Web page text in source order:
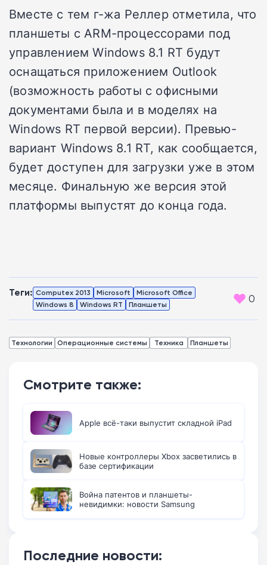
Вместе с тем г-жа Реллер отметила, что
планшеты с ARM-процессорами под
управлением Windows 8.1 RT будут
оснащаться приложением Outlook
(возможность работы с офисными
документами была и в моделях на
Windows RT первой версии). Превью-
вариант Windows 8.1 RT, как сообщается,
будет доступен для загрузки уже в этом
месяце. Финальную же версия этой
платформы выпустят до конца года.
Теги: Computex 2013 Microsoft
Microsoft Office
Windows 8
Windows RT Планшеты 0
Технологии Операционные системы Техника Планшеты
Смотрите также:
Apple всё-таки выпустит складной iPad
Новые контроллеры Xbox засветились в
базе сертификации
Война патентов и планшеты-
невидимки: новости Samsung
Последние новости: